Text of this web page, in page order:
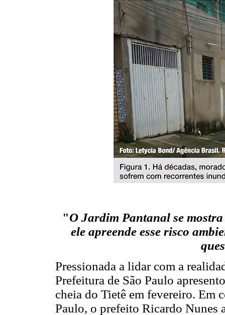
"O Jardim Pantanal se
ele apreende esse risco
Pressionada a lidar com a
Prefeitura de São Paulo
cheia do Tietê em fevereiro. Em
Paulo, o prefeito Ricardo